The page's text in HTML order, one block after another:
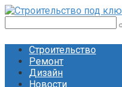
Перейти
контенту
Строительство
Ремонт
Дизайн
Новости